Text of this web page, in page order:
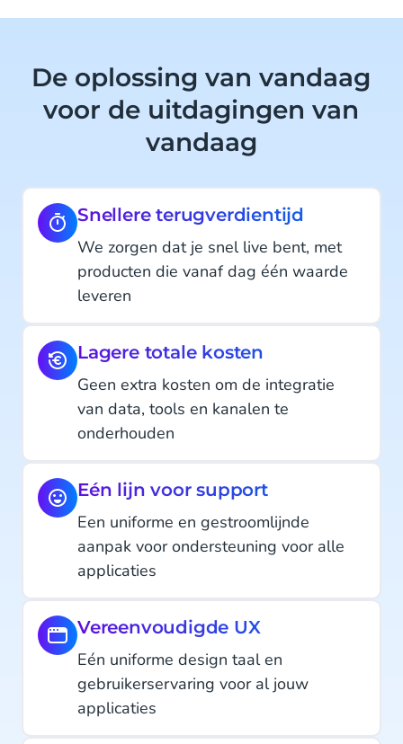
De oplossing van vandaag
voor de uitdagingen van
vandaag
Snellere terugverdientijd
We zorgen dat je snel live bent, met
producten die vanaf dag één waarde
leveren
Lagere totale kosten
Geen extra kosten om de integratie
van data, tools en kanalen te
onderhouden
Eén lijn voor support
Een uniforme en gestroomlijnde
aanpak voor ondersteuning voor alle
applicaties
Vereenvoudigde UX
Eén uniforme design taal en
gebruikerservaring voor al jouw
applicaties